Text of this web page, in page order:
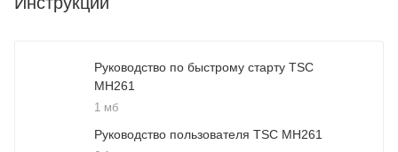
Руководство по быстрому старту TSC
MH261
1 мб
Руководство пользователя TSC MH261